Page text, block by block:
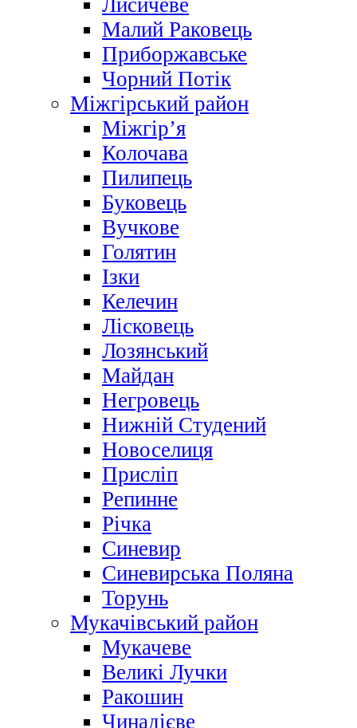
Лисичеве
Малий Раковець
Приборжавське
Чорний Потік
Міжгірський район
Міжгір’я
Колочава
Пилипець
Буковець
Вучкове
Голятин
Ізки
Келечин
Лісковець
Лозянський
Майдан
Негровець
Нижній Студений
Новоселиця
Присліп
Репинне
Річка
Синевир
Синевирська Поляна
Торунь
Мукачівський район
Мукачеве
Великі Лучки
Ракошин
Чинадієве